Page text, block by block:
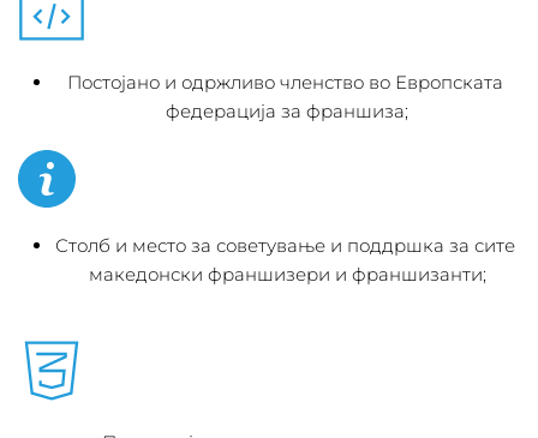
Постојано и одржливо членство во Европската
федерација за франшиза;
Столб и место за советување и поддршка за сите
македонски франшизери и франшизанти;